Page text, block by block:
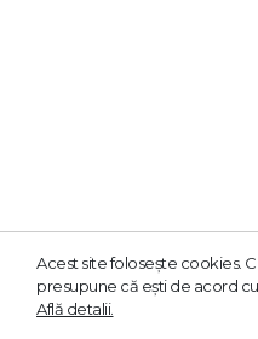
Acest site foloseşte cookies.
presupune că eşti de acord
Află detalii.